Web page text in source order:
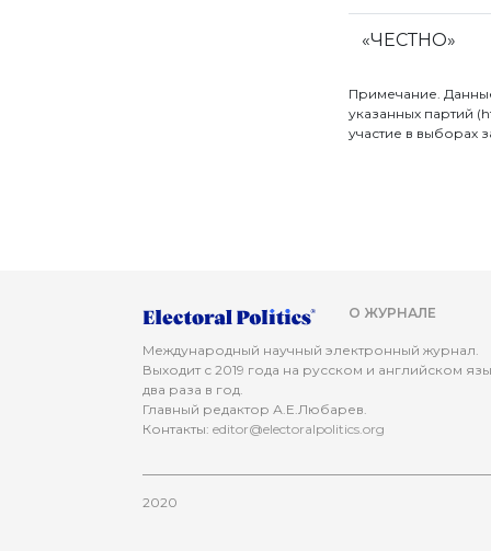
«ЧЕСТНО»
Примечание.
указанных партий
участие в выборах
О ЖУРНАЛЕ
Международный научный электронный журнал.
Выходит с 2019 года на русском и английском
два раза в год.
Главный редактор А.Е.Любарев.
Контакты: editor@electoralpolitics.org
2020